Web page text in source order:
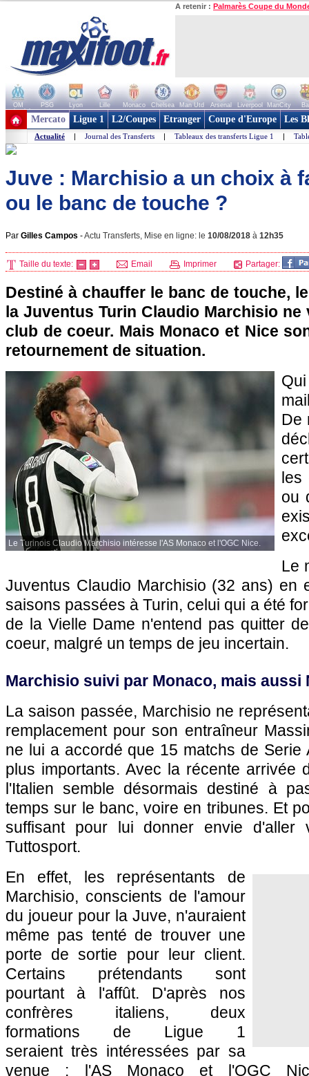
A retenir : Palmarès Coupe du
OM PSG Lyon Lille Monaco Chelsea Man Utd Arsenal Liverpool ManCity
+ de clubs
Mercato Ligue 1 L2/Coupes Etranger Coupe d'Europe Les
Actualité | Journal des Transferts | Tableaux des transferts Ligue 1 |
Juve : Marchisio a un choix à
ou le banc de touche ?
Par Gilles Campos -Actu Transferts, Mise en ligne: le 10/08/2018 à 12h35
Taille du texte: Email Imprimer Partager:
Destiné à chauffer le banc de touche,
la Juventus Turin Claudio Marchisio
club de coeur. Mais Monaco et Nice
retournement de situation.
Le Turinois Claudio Marchisio intéresse l'AS Monaco et l'OGC Nice.
De
les
ou
Le
Juventus Claudio Marchisio (32 ans) en
saisons passées à Turin, celui qui a été
de la Vielle Dame n'entend pas quitter
coeur, malgré un temps de jeu incertain.
Marchisio suivi par Monaco, mais aussi
La saison passée, Marchisio ne
remplacement pour son entraîneur
ne lui a accordé que 15 matchs de Serie
plus importants. Avec la récente arrivée
l'Italien semble désormais destiné à
temps sur le banc, voire en tribunes. Et
suffisant pour lui donner envie d'aller
Tuttosport.
En effet, les représentants de
Marchisio, conscients de l'amour
du joueur pour la Juve, n'auraient
même pas tenté de trouver une
porte de sortie pour leur client.
Certains prétendants sont
pourtant à l'affût. D'après nos
confrères italiens, deux
formations de Ligue 1
seraient très intéressées par sa
venue : l'AS Monaco et l'OGC